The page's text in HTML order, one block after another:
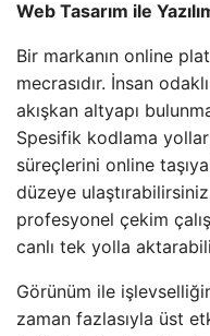
Web Tasarım ile
Bir markanın online
mecrasıdır. İnsan
akışkan altyapı
Spesifik kodlama
süreçlerini online
düzeye
profesyonel çekim
canlı tek yolla
Görünüm ile
zaman fazlasıyla üst